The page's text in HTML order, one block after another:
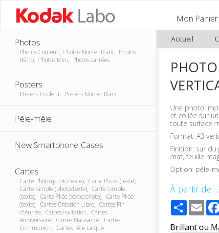
Mon Panier
Photos
Photos Couleur, Photos Noir et Blanc, Photos
Rétro, Photos Mini, Photos carrées
Posters
Posters Couleur, Posters Noir et Blanc
Pêle-mêle
New Smartphone Cases
Cartes
Carte Photo (photo/texte), Carte Photo (texte),
Carte Simple (photo/texte), Carte Simple
(texte), Carte Pliée (texte/photo), Carte Pliée
(texte), Cartes Création Libre, Cartes Fin
d'Année, Cartes Invitation, Cartes
Anniversaire, Cartes Naissance, Cartes
Communion, Cartes Fête Laïque
Accueil
Une photo
et collée sur
toute surface
Format: A3
Finition: sur
mat, feuille
Option: pêle-
À partir de :
Share
Brillant ou